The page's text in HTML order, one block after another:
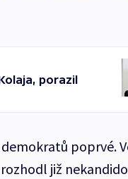
porazil
poprvé.
již